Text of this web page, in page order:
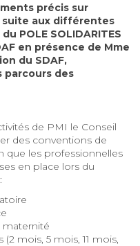
précis sur
suite aux différentes
POLE SOLIDARITES
en présence de Mme
du SDAF,
des
de PMI le Conseil
des conventions de
que les professionnelles
en place lors du
maternité
mois, 5 mois, 11 mois,